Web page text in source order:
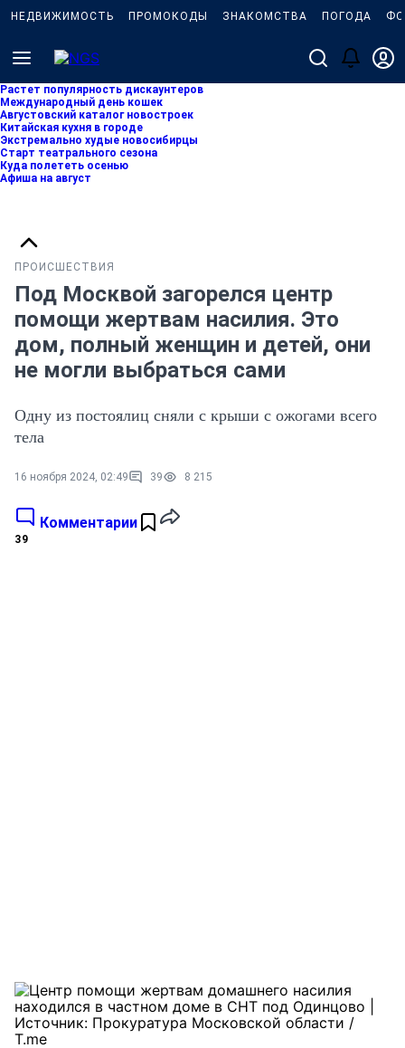
НЕДВИЖИМОСТЬ ПРОМОКОДЫ ЗНАКОМСТВА ПОГОДА
Растет популярность дискаунтеров
Международный день кошек
Августовский каталог новостроек
Китайская кухня в городе
Экстремально худые новосибирцы
Старт театрального сезона
Куда полететь осенью
Афиша на август
ПРОИСШЕСТВИЯ
Под Москвой загорелся центр
помощи жертвам насилия. Это
дом, полный женщин и детей, они
не могли выбраться сами
Одну из постоялиц сняли с крыши с ожогами всего
тела
16 ноября 2024, 02:49 39 8 215
Комментарии
39